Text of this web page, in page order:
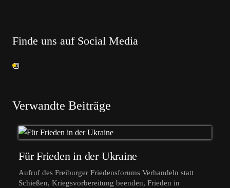
Finde uns auf Social Media
Verwandte Beiträge
Für Frieden in der Ukraine
Aufruf des Freiburger Friedensforums Verhandeln statt
Schießen, Kriegsvorbereitung beenden, Frieden in